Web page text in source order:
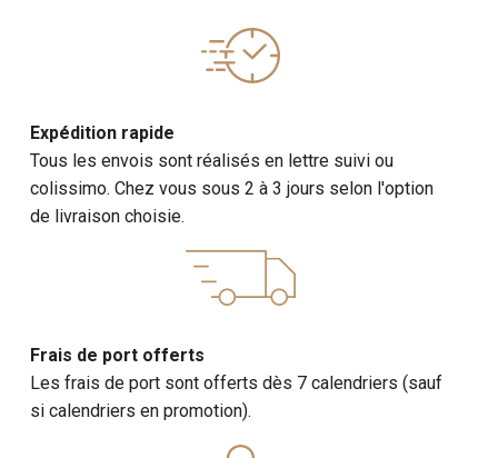
Expédition rapide
Tous les envois sont réalisés en lettre suivi ou
colissimo. Chez vous sous 2 à 3 jours selon l'option
de livraison choisie.
Frais de port offerts
Les frais de port sont offerts dès 7 calendriers (sauf
si calendriers en promotion).